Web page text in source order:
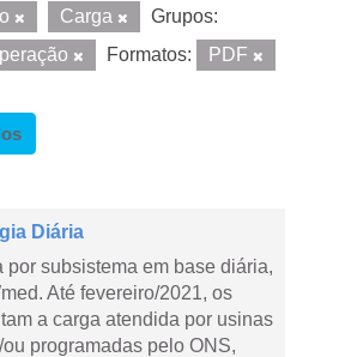
Carga
Grupos:
Formatos:
PDF
Diária
por subsistema em base diária,
Até fevereiro/2021, os
a carga atendida por usinas
programadas pelo ONS,